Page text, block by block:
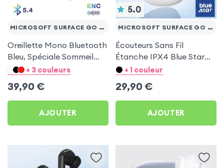
MICROSOFT SURFACE GO 10.1
Oreillette Mono Bluetooth
Bleu, Spéciale Sommeil
pour Microsoft Surface
+ 3 couleurs
39,90 €
AJOUTER
5.0
MICROSOFT SURFACE GO 10.1
Écouteurs Sans Fil
Étanche IPX4 Blue Star
Blanc pour Microsoft
+ 1 couleur
29,90 €
AJOUTER